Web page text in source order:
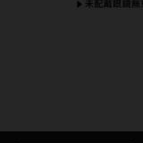
LENSME